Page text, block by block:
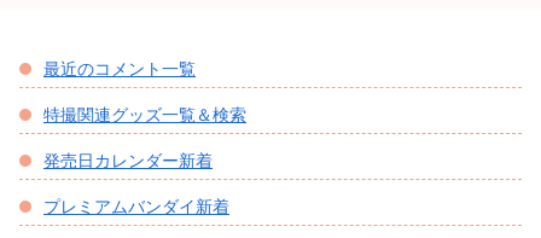
最近のコメント一覧
特撮関連グッズ一覧＆検索
発売日カレンダー新着
プレミアムバンダイ新着